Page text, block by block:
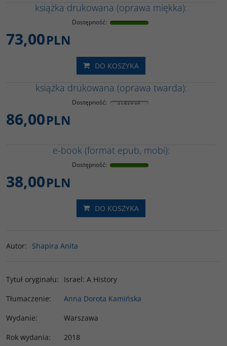
książka drukowana (oprawa miękka):
Dostępność:
73,00PLN
DO KOSZYKA
książka drukowana (oprawa twarda):
Dostępność:
86,00PLN
e-book (format epub, mobi):
Dostępność:
38,00PLN
DO KOSZYKA
Autor: Shapira Anita
Tytuł oryginału:
Israel: A History
Tłumaczenie:
Anna Dorota Kamińska
Wydanie:
Warszawa
Rok wydania:
2018